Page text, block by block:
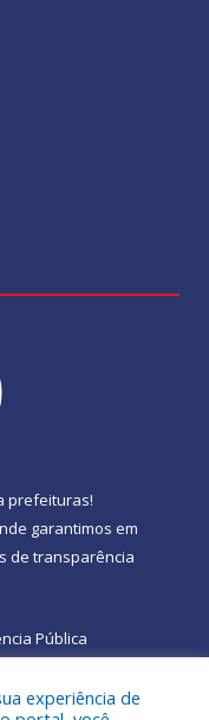
prefeituras!
garantimos em
de transparência
Pública
experiência de